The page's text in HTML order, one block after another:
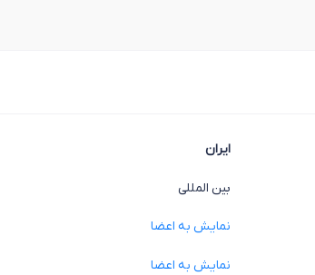
ایران
بین المللی
نمایش به اعضا
نمایش به اعضا